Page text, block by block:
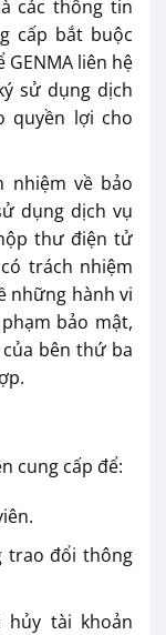
các thông tin
cấp bắt buộc
GENMA liên hệ
sử dụng dịch
quyền lợi cho
nhiệm về bảo
dụng dịch vụ
thư điện tử
trách nhiệm
những hành vi
bảo mật,
bên thứ ba
cung cấp để:
trao đổi thông
hủy tài khoản